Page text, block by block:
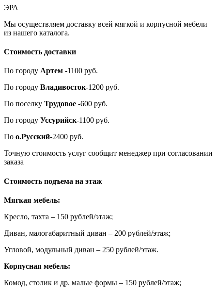
ЭРА
Мы осуществляем доставку всей мягкой и корпусной мебели
из нашего каталога.
Стоимость доставки
По городу Артем -1100 руб.
По городу Владивосток-1200 руб.
По поселку Трудовое -600 руб.
По городу Уссурийск-1100 руб.
По о.Русский-2400 руб.
Точную стоимость услуг сообщит менеджер при согласовании
заказа
Стоимость подъема на этаж
Мягкая мебель:
Кресло, тахта – 150 рублей/этаж;
Диван, малогабаритный диван – 200 рублей/этаж;
Угловой, модульный диван – 250 рублей/этаж.
Корпусная мебель:
Комод, столик и др. малые формы – 150 рублей/этаж;